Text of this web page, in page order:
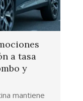
a tasa
y
mantiene